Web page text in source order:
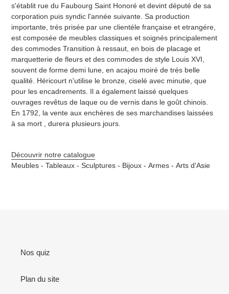
s'établit rue du Faubourg Saint Honoré et devint député de sa
corporation puis syndic l'année suivante. Sa production
importante, trés prisée par une clientéle française et etrangére,
est composée de meubles classiques et soignés principalement
des commodes Transition à ressaut, en bois de placage et
marquetterie de fleurs et des commodes de style Louis XVI,
souvent de forme demi lune, en acajou moiré de trés belle
qualité. Héricourt n'utilise le bronze, ciselé avec minutie, que
pour les encadrements. Il a également laissé quelques
ouvrages revêtus de laque ou de vernis dans le goût chinois.
En 1792, la vente aux enchères de ses marchandises laissées
à sa mort , durera plusieurs jours.
Découvrir notre catalogue
Meubles - Tableaux - Sculptures - Bijoux - Armes - Arts d'Asie
Nos quiz
Plan du site